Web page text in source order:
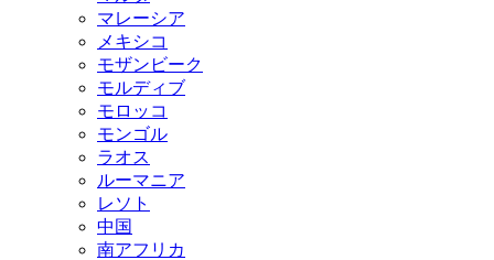
マレーシア
メキシコ
モザンビーク
モルディブ
モロッコ
モンゴル
ラオス
ルーマニア
レソト
中国
南アフリカ